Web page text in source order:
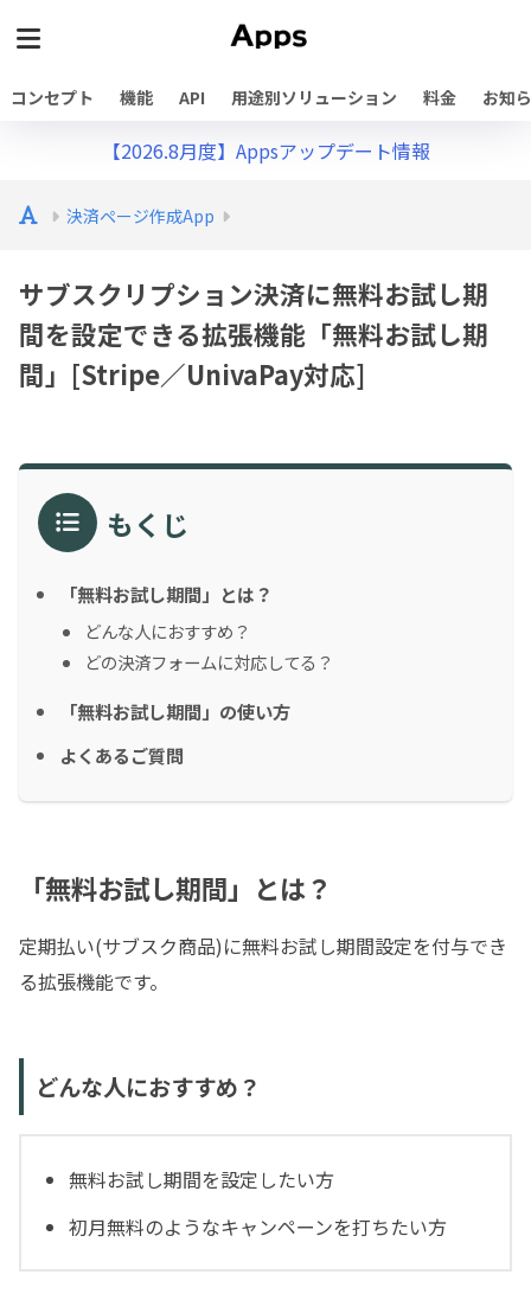
コンセプト 機能 API 用途別ソリューション 料金 お知
【2026.8月度】Appsアップデート情報
決済ページ作成App
サブスクリプション決済に無料お試し期
間を設定できる拡張機能「無料お試し期
間」[Stripe／UnivaPay対応]
もくじ
「無料お試し期間」とは？
どんな人におすすめ？
どの決済フォームに対応してる？
「無料お試し期間」の使い方
よくあるご質問
「無料お試し期間」とは？
定期払い(サブスク商品)に無料お試し期間設定を付与でき
る拡張機能です。
どんな人におすすめ？
無料お試し期間を設定したい方
初月無料のようなキャンペーンを打ちたい方